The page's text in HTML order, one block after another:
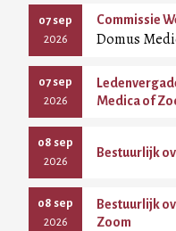
07 sep
2026
Commissie
Domus
07 sep
2026
Medica of
08 sep
2026
Bestuurlijk
08 sep
2026
Bestuurlijk
Zoom